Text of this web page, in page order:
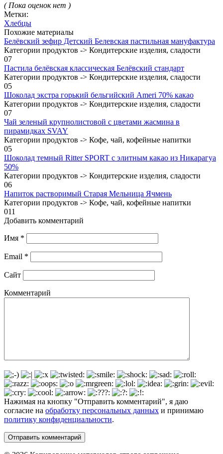
( Пока оценок нет )
Метки:
Хлебцы
Похожие материалы
Белёвский зефир Детский Белевская пастильная мануфактура
Категории продуктов -> Кондитерские изделия, сладости
07
Пастила белёвская классическая Белёвский стандарт
Категории продуктов -> Кондитерские изделия, сладости
05
Шоколад экстра горький бельгийский Ameri 70% какао
Категории продуктов -> Кондитерские изделия, сладости
07
Чай зеленый крупнолистовой с цветами жасмина в
пирамидках SVAY
Категории продуктов -> Кофе, чай, кофейные напитки
05
Шоколад темный Ritter SPORT с элитным какао из Никарагуа
50%
Категории продуктов -> Кондитерские изделия, сладости
06
Напиток растворимый Старая Мельница Ячмень
Категории продуктов -> Кофе, чай, кофейные напитки
011
Добавить комментарий
Имя *
Email *
Сайт
Комментарий
Нажимая на кнопку "Отправить комментарий", я даю
согласие на обработку персональных данных и принимаю
политику конфиденциальности.